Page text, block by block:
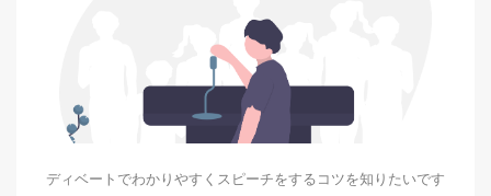
ディベートでわかりやすくスピーチをするコツを知りたいです